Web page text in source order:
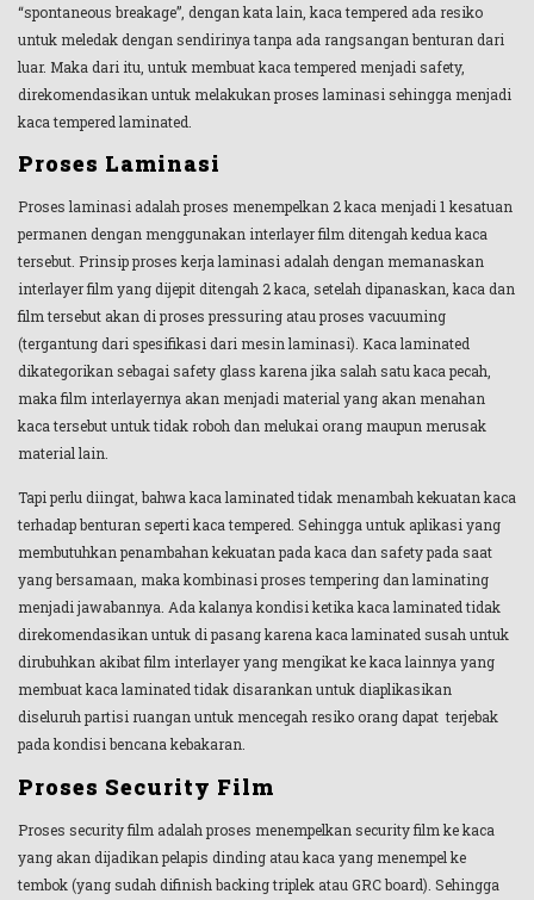
“spontaneous breakage”, dengan kata lain, kaca tempered ada resiko
untuk meledak dengan sendirinya tanpa ada rangsangan benturan dari
luar. Maka dari itu, untuk membuat kaca tempered menjadi safety,
direkomendasikan untuk melakukan proses laminasi sehingga menjadi
kaca tempered laminated.
Proses Laminasi
Proses laminasi adalah proses menempelkan 2 kaca menjadi 1 kesatuan
permanen dengan menggunakan interlayer film ditengah kedua kaca
tersebut. Prinsip proses kerja laminasi adalah dengan memanaskan
interlayer film yang dijepit ditengah 2 kaca, setelah dipanaskan, kaca dan
film tersebut akan di proses pressuring atau proses vacuuming
(tergantung dari spesifikasi dari mesin laminasi). Kaca laminated
dikategorikan sebagai safety glass karena jika salah satu kaca pecah,
maka film interlayernya akan menjadi material yang akan menahan
kaca tersebut untuk tidak roboh dan melukai orang maupun merusak
material lain.
Tapi perlu diingat, bahwa kaca laminated tidak menambah kekuatan kaca
terhadap benturan seperti kaca tempered. Sehingga untuk aplikasi yang
membutuhkan penambahan kekuatan pada kaca dan safety pada saat
yang bersamaan, maka kombinasi proses tempering dan laminating
menjadi jawabannya. Ada kalanya kondisi ketika kaca laminated tidak
direkomendasikan untuk di pasang karena kaca laminated susah untuk
dirubuhkan akibat film interlayer yang mengikat ke kaca lainnya yang
membuat kaca laminated tidak disarankan untuk diaplikasikan
diseluruh partisi ruangan untuk mencegah resiko orang dapat terjebak
pada kondisi bencana kebakaran.
Proses Security Film
Proses security film adalah proses menempelkan security film ke kaca
yang akan dijadikan pelapis dinding atau kaca yang menempel ke
tembok (yang sudah difinish backing triplek atau GRC board). Sehingga